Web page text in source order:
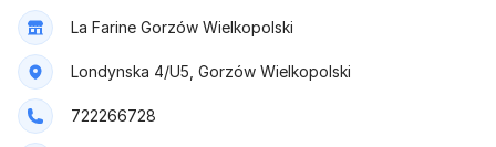
La Farine Gorzów Wielkopolski
Londynska 4/U5, Gorzów Wielkopolski
722266728